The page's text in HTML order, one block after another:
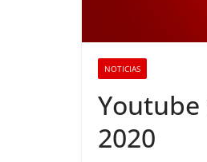
NOTICIAS
2020